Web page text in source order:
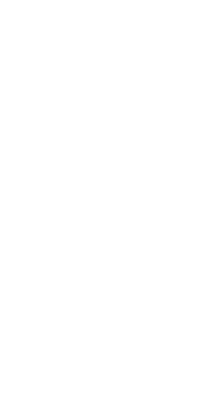
СПб по выгодной цене